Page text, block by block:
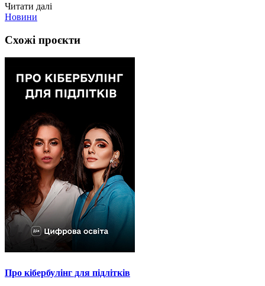
Читати далі
Новини
Схожі проєкти
Про кібербулінг для підлітків